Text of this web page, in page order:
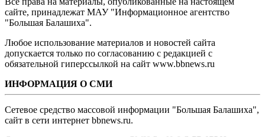
сайте, принадлежат МАУ "Информационное агентство
"Большая Балашиха".
Любое использование материалов и новостей сайта
допускается только по согласованию с редакцией с
обязательной гиперссылкой на сайт www.bbnews.ru
ИНФОРМАЦИЯ О СМИ
Сетевое средство массовой информации "Большая Балашиха",
сайт в сети интернет bbnews.ru.